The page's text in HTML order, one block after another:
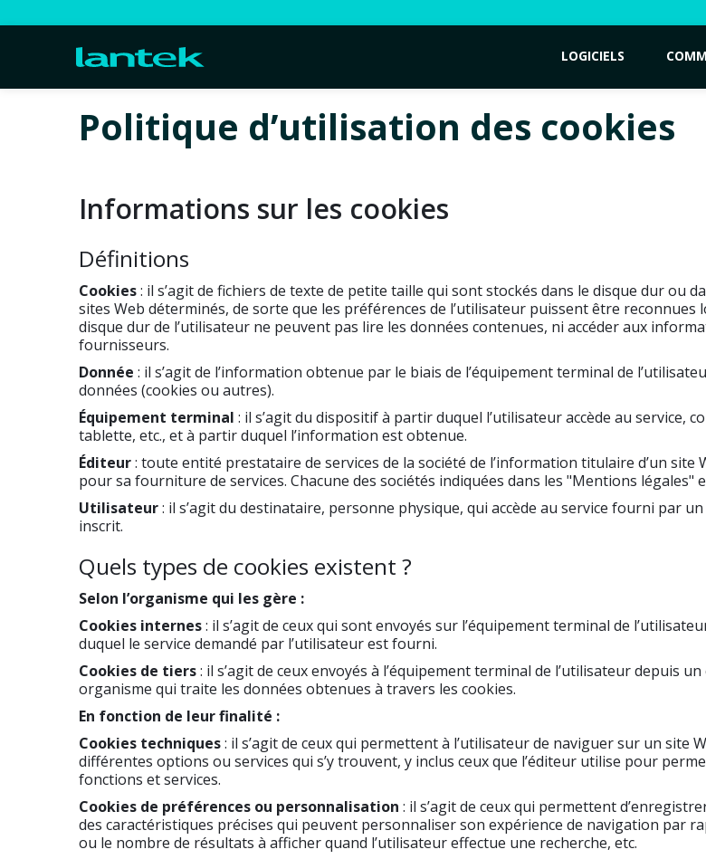
LOGICIELS
Politique d’utilisation des cookies
Informations sur les cookies
Définitions
Cookies: il s’agit de fichiers de texte de petite taille qui sont stockés dans le disque dur ou
sites Web déterminés, de sorte que les préférences de l’utilisateur puissent être reconnues
disque dur de l’utilisateur ne peuvent pas lire les données contenues, ni accéder aux
fournisseurs.
Donnée : il s’agit de l’information obtenue par le biais de l’équipement terminal de
données (cookies ou autres).
Équipement terminal : il s’agit du dispositif à partir duquel l’utilisateur accède au
tablette, etc., et à partir duquel l’information est obtenue.
Éditeur: toute entité prestataire de services de la société de l’information titulaire d’un
pour sa fourniture de services. Chacune des sociétés indiquées dans les "Mentions légales"
Utilisateur: il s’agit du destinataire, personne physique, qui accède au service fourni par
inscrit.
Quels types de cookies existent ?
Selon l’organisme qui les gère :
Cookies internes: il s’agit de ceux qui sont envoyés sur l’équipement terminal de
duquel le service demandé par l’utilisateur est fourni.
Cookies de tiers: il s’agit de ceux envoyés à l’équipement terminal de l’utilisateur depuis
organisme qui traite les données obtenues à travers les cookies.
En fonction de leur finalité :
Cookies techniques: il s’agit de ceux qui permettent à l’utilisateur de naviguer sur un site
différentes options ou services qui s’y trouvent, y inclus ceux que l’éditeur utilise pour
fonctions et services.
Cookies de préférences ou personnalisation : il s’agit de ceux qui permettent
des caractéristiques précises qui peuvent personnaliser son expérience de navigation par
ou le nombre de résultats à afficher quand l’utilisateur effectue une recherche, etc.